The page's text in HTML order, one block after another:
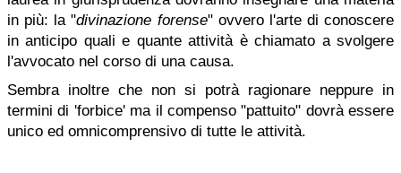
in più: la "divinazione forense" ovvero l'arte di conoscere
in anticipo quali e quante attività è chiamato a svolgere
l'avvocato nel corso di una causa.
Sembra inoltre che non si potrà ragionare neppure in
termini di 'forbice' ma il compenso "pattuito" dovrà essere
unico ed omnicomprensivo di tutte le attività.